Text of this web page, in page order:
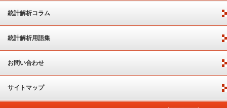
統計解析コラム
統計解析用語集
お問い合わせ
サイトマップ